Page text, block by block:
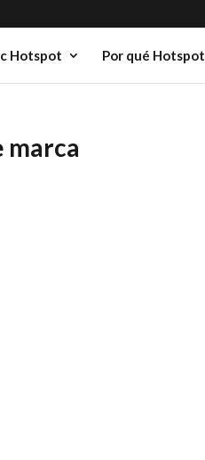
Hotspot Por qué Hotspot
marca